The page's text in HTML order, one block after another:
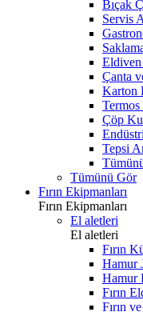
Bıçak
Servis
Çanta
Karton
Çöp
Tepsi
Tümünü Gör
Fırın Ekipmanları
Fırın Ekipmanları
El aletleri
El aletleri
Fırın
Hamur
Hamur
Fırın
Fırın